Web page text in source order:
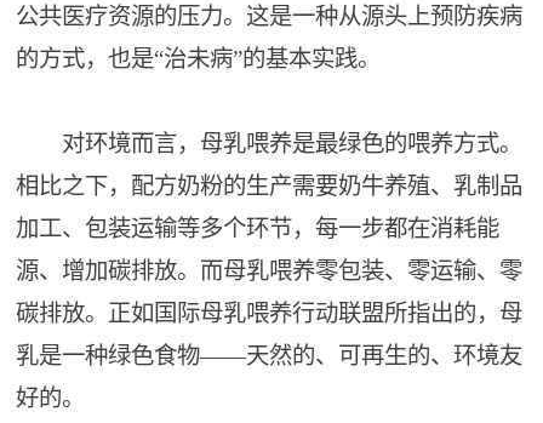
公共医疗资源的压力。这是一种从源头上预防疾病
的方式，也是“治未病”的基本实践。
对环境而言，母乳喂养是最绿色的喂养方式。
相比之下，配方奶粉的生产需要奶牛养殖、乳制品
加工、包装运输等多个环节，每一步都在消耗能
源、增加碳排放。而母乳喂养零包装、零运输、零
碳排放。正如国际母乳喂养行动联盟所指出的，母
乳是一种绿色食物——天然的、可再生的、环境友
好的。